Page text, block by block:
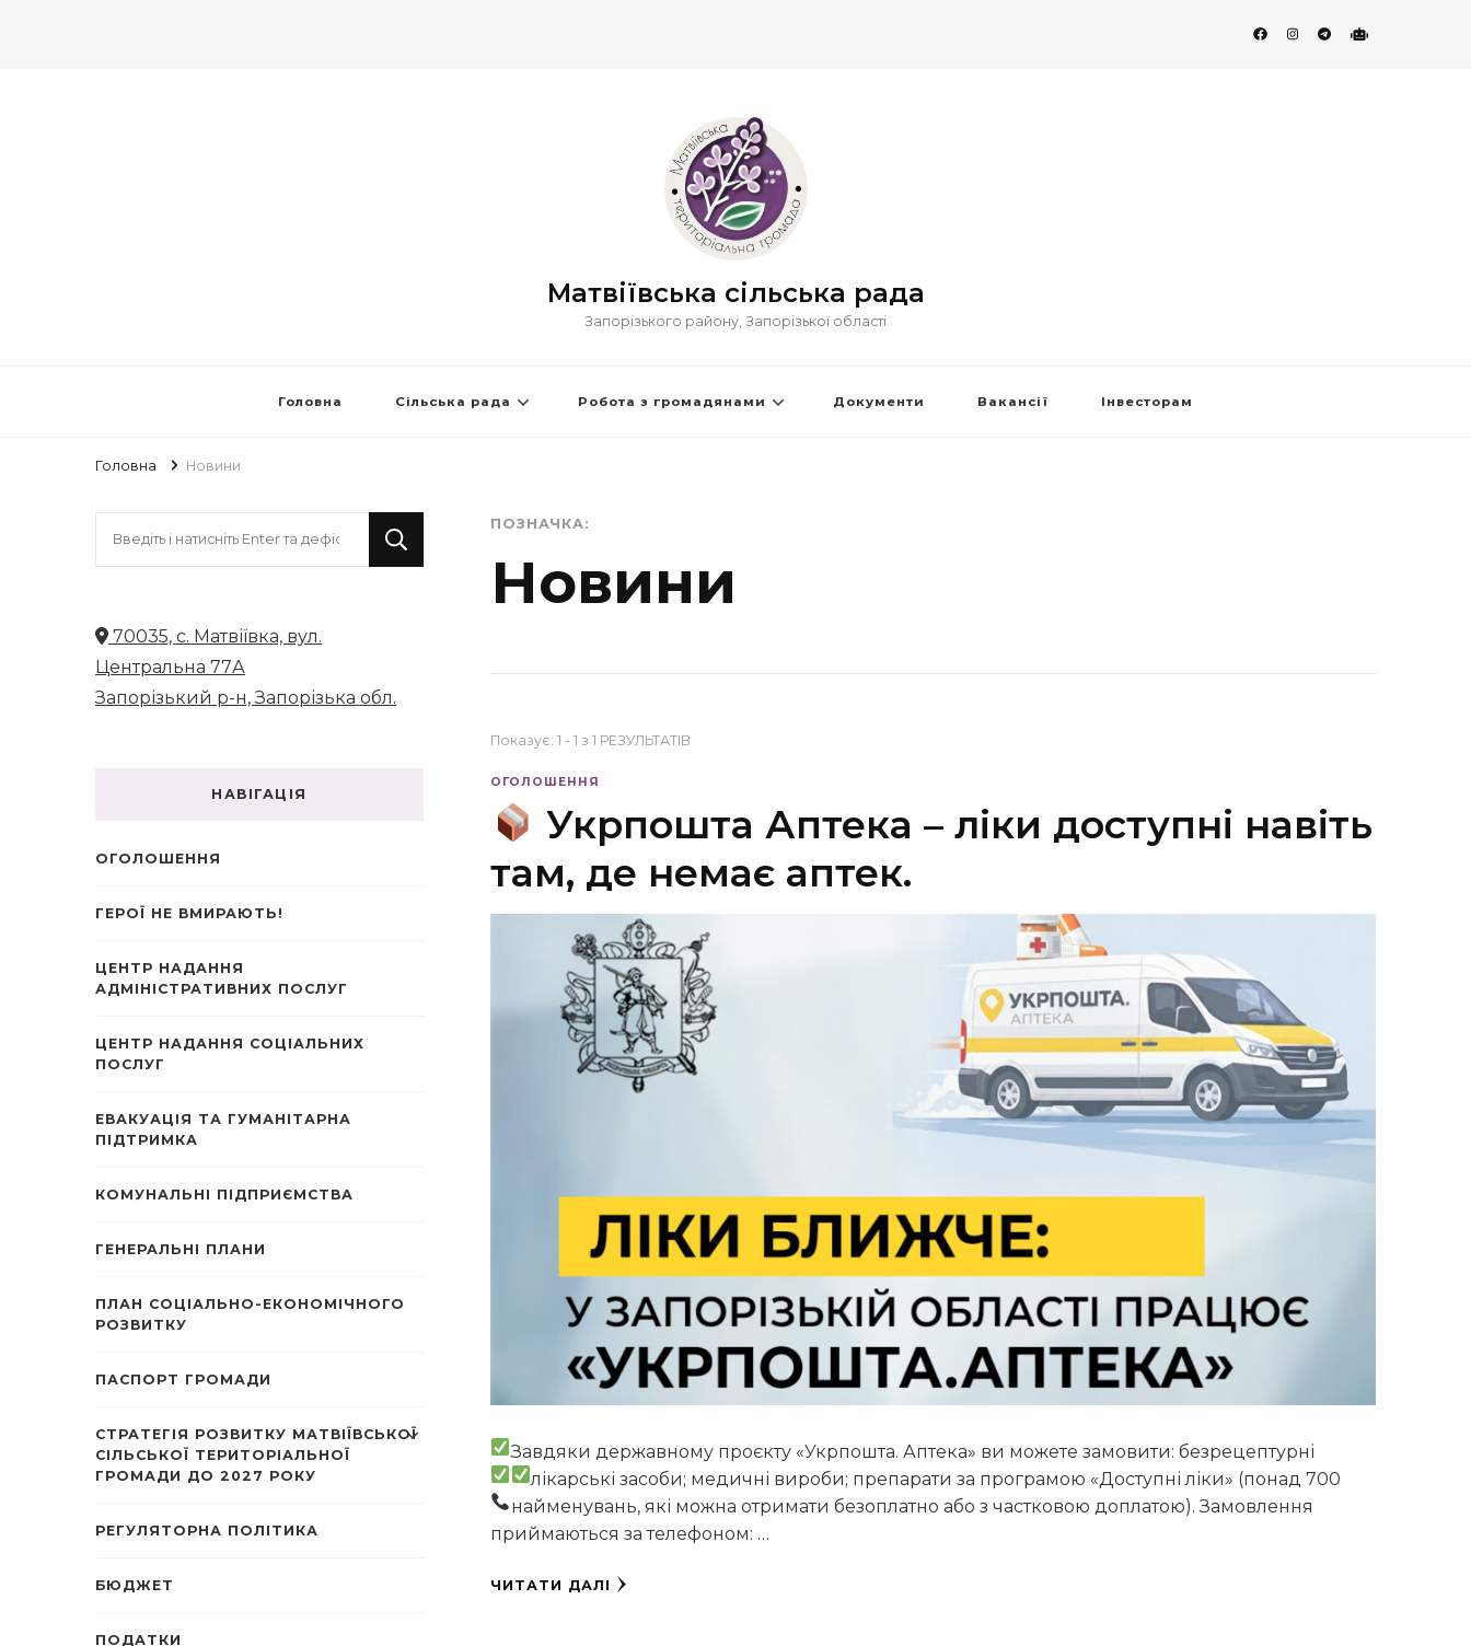
Матвіївська сільська рада
Запорізького району, Запорізької області
Головна Сільська рада Робота з громадянами Документи Вакансії Інвесторам
Головна Новини
ПОЗНАЧКА:
Новини
Показує: 1 - 1 з 1 РЕЗУЛЬТАТІВ
ОГОЛОШЕННЯ
Укрпошта Аптека – ліки доступні навіть
там, де немає аптек.
Завдяки державному проєкту «Укрпошта. Аптека» ви можете замовити: безрецептурні
лікарські засоби; медичні вироби; препарати за програмою «Доступні ліки» (понад 700
найменувань, які можна отримати безоплатно або з частковою доплатою).Замовлення
приймаються за телефоном: …
ЧИТАТИ ДАЛІ
70035, с. Матвіївка, вул.
Центральна 77А
Запорізький р-н, Запорізька обл.
НАВІГАЦІЯ
ОГОЛОШЕННЯ
ГЕРОЇ НЕ ВМИРАЮТЬ!
ЦЕНТР НАДАННЯ
АДМІНІСТРАТИВНИХ ПОСЛУГ
ЦЕНТР НАДАННЯ СОЦІАЛЬНИХ
ПОСЛУГ
ЕВАКУАЦІЯ ТА ГУМАНІТАРНА
ПІДТРИМКА
КОМУНАЛЬНІ ПІДПРИЄМСТВА
ГЕНЕРАЛЬНІ ПЛАНИ
ПЛАН СОЦІАЛЬНО-ЕКОНОМІЧНОГО
РОЗВИТКУ
ПАСПОРТ ГРОМАДИ
СТРАТЕГІЯ РОЗВИТКУ МАТВІЇВСЬКОЇ
СІЛЬСЬКОЇ ТЕРИТОРІАЛЬНОЇ
ГРОМАДИ ДО 2027 РОКУ
РЕГУЛЯТОРНА ПОЛІТИКА
БЮДЖЕТ
ПОДАТКИ